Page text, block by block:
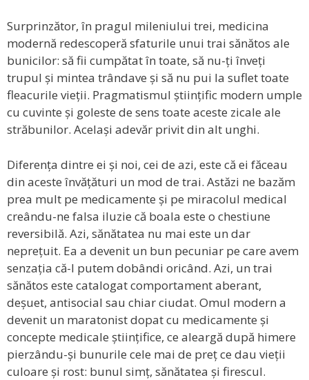
Surprinzător, în pragul mileniului trei, medicina
modernă redescoperă sfaturile unui trai sănătos ale
bunicilor: să fii cumpătat în toate, să nu-ți înveți
trupul și mintea trândave și să nu pui la suflet toate
fleacurile vieții. Pragmatismul științific modern umple
cu cuvinte și goleste de sens toate aceste zicale ale
străbunilor. Același adevăr privit din alt unghi.
Diferența dintre ei și noi, cei de azi, este că ei făceau
din aceste învățături un mod de trai. Astăzi ne bazăm
prea mult pe medicamente și pe miracolul medical
creându-ne falsa iluzie că boala este o chestiune
reversibilă. Azi, sănătatea nu mai este un dar
neprețuit. Ea a devenit un bun pecuniar pe care avem
senzația că-l putem dobândi oricând. Azi, un trai
sănătos este catalogat comportament aberant,
deșuet, antisocial sau chiar ciudat. Omul modern a
devenit un maratonist dopat cu medicamente și
concepte medicale științifice, ce aleargă după himere
pierzându-și bunurile cele mai de preț ce dau vieții
culoare și rost: bunul simț, sănătatea și firescul.